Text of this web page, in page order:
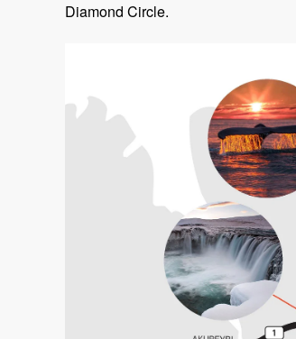
Diamond Circle.